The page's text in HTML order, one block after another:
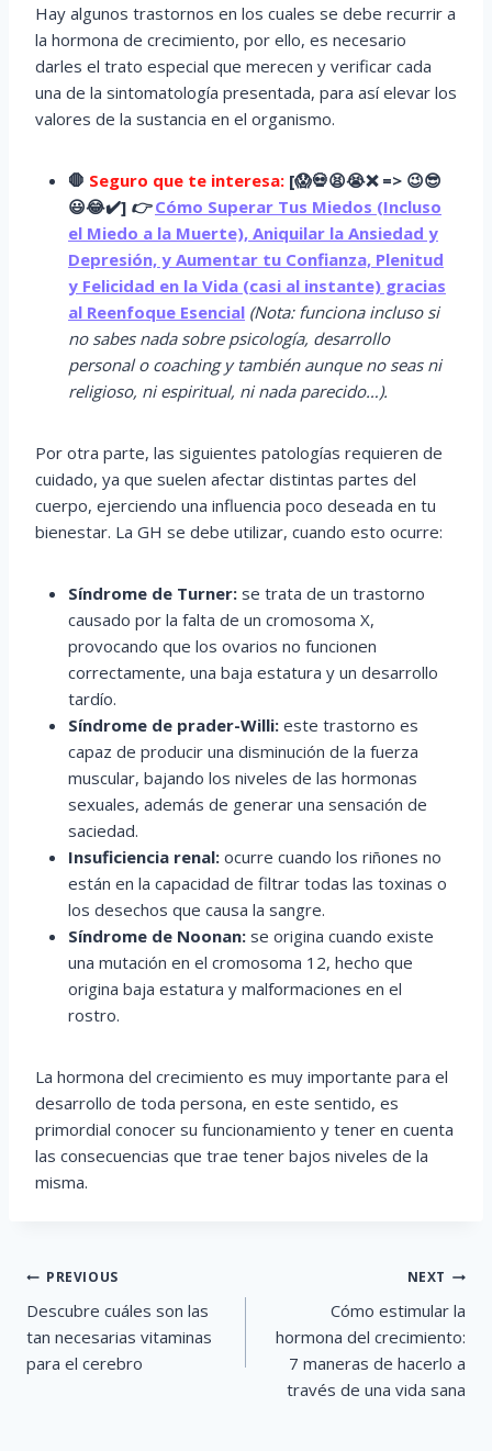
Hay algunos trastornos en los cuales se debe recurrir a
la hormona de crecimiento, por ello, es necesario
darles el trato especial que merecen y verificar cada
una de la sintomatología presentada, para así elevar los
valores de la sustancia en el organismo.
🛑 Seguro que te interesa: [😱💀😫😭❌ => 😉😎
😃😂✔️] 👉 Cómo Superar Tus Miedos (Incluso
el Miedo a la Muerte), Aniquilar la Ansiedad y
Depresión, y Aumentar tu Confianza, Plenitud
y Felicidad en la Vida (casi al instante) gracias
al Reenfoque Esencial (Nota: funciona incluso si
no sabes nada sobre psicología, desarrollo
personal o coaching y también aunque no seas ni
religioso, ni espiritual, ni nada parecido…).
Por otra parte, las siguientes patologías requieren de
cuidado, ya que suelen afectar distintas partes del
cuerpo, ejerciendo una influencia poco deseada en tu
bienestar. La GH se debe utilizar, cuando esto ocurre:
Síndrome de Turner: se trata de un trastorno
causado por la falta de un cromosoma X,
provocando que los ovarios no funcionen
correctamente, una baja estatura y un desarrollo
tardío.
Síndrome de prader-Willi: este trastorno es
capaz de producir una disminución de la fuerza
muscular, bajando los niveles de las hormonas
sexuales, además de generar una sensación de
saciedad.
Insuficiencia renal: ocurre cuando los riñones no
están en la capacidad de filtrar todas las toxinas o
los desechos que causa la sangre.
Síndrome de Noonan: se origina cuando existe
una mutación en el cromosoma 12, hecho que
origina baja estatura y malformaciones en el
rostro.
La hormona del crecimiento es muy importante para el
desarrollo de toda persona, en este sentido, es
primordial conocer su funcionamiento y tener en cuenta
las consecuencias que trae tener bajos niveles de la
misma.
Post
navigation
PREVIOUS
Descubre cuáles son las
tan necesarias vitaminas
para el cerebro
NEXT
Cómo estimular la
hormona del crecimiento:
7 maneras de hacerlo a
través de una vida sana